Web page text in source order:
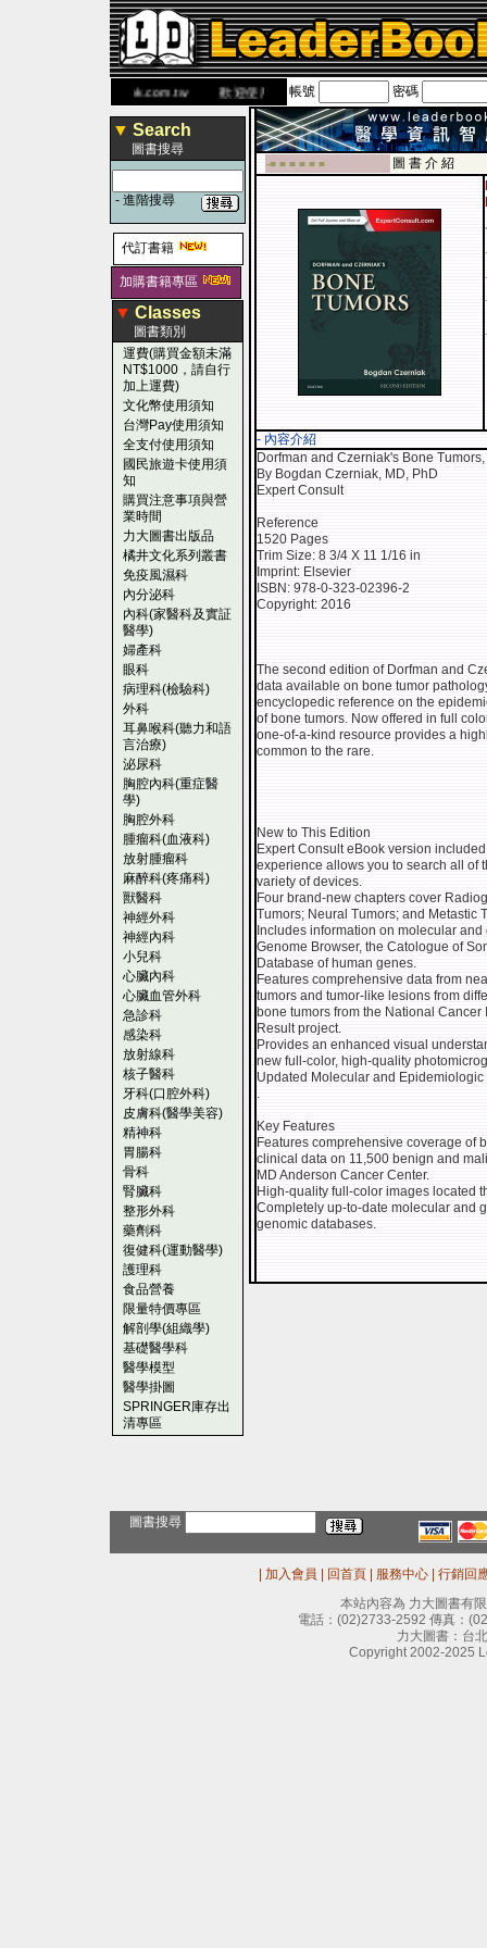
www.leaderbook.com.tw歡迎使用 國民旅遊卡！！
帳號 密碼
▼ Search
圖書搜尋
- 進階搜尋
代訂書籍
加購書籍專區
▼ Classes
圖書類別
運費(購買金額未滿
NT$1000，請自行
加上運費)
文化幣使用須知
台灣Pay使用須知
全支付使用須知
國民旅遊卡使用須
知
購買注意事項與營
業時間
力大圖書出版品
橘井文化系列叢書
免疫風濕科
內分泌科
內科(家醫科及實証
醫學)
婦產科
眼科
病理科(檢驗科)
外科
耳鼻喉科(聽力和語
言治療)
泌尿科
胸腔內科(重症醫
學)
胸腔外科
腫瘤科(血液科)
放射腫瘤科
麻醉科(疼痛科)
獸醫科
神經外科
神經內科
小兒科
心臟內科
心臟血管外科
急診科
感染科
放射線科
核子醫科
牙科(口腔外科)
皮膚科(醫學美容)
精神科
胃腸科
骨科
腎臟科
整形外科
藥劑科
復健科(運動醫學)
護理科
食品營養
限量特價專區
解剖學(組織學)
基礎醫學科
醫學模型
醫學掛圖
SPRINGER庫存出
清專區
-■ ■ ■ ■ ■ ■
圖 書 介 紹
- 內容介紹
Dorfman and Czerniak's Bone
By Bogdan Czerniak, MD, PhD
Expert Consult
Reference
1520 Pages
Trim Size: 8 3/4 X 11 1/16 in
Imprint: Elsevier
ISBN: 978-0-323-02396-2
Copyright: 2016
The second edition of Dorfman and
data available on bone tumor
encyclopedic reference on the
of bone tumors. Now offered in full
one-of-a-kind resource provides a
common to the rare.
New to This Edition
Expert Consult eBook version
experience allows you to search all of
variety of devices.
Four brand-new chapters cover
Tumors; Neural Tumors; and Metastic
Includes information on molecular
Genome Browser, the Catologue of
Database of human genes.
Features comprehensive data from
tumors and tumor-like lesions from
bone tumors from the National
Result project.
Provides an enhanced visual
new full-color, high-quality
Updated Molecular and
.
Key Features
Features comprehensive coverage of
clinical data on 11,500 benign and
MD Anderson Cancer Center.
High-quality full-color images located
Completely up-to-date molecular and
genomic databases.
圖書搜尋
加入會員 回首頁 服務中心
行銷回
本站內容為 力大圖書有
電話： (02)2733-2592 傳真：
力大圖書：台
Copyright 2002-2025